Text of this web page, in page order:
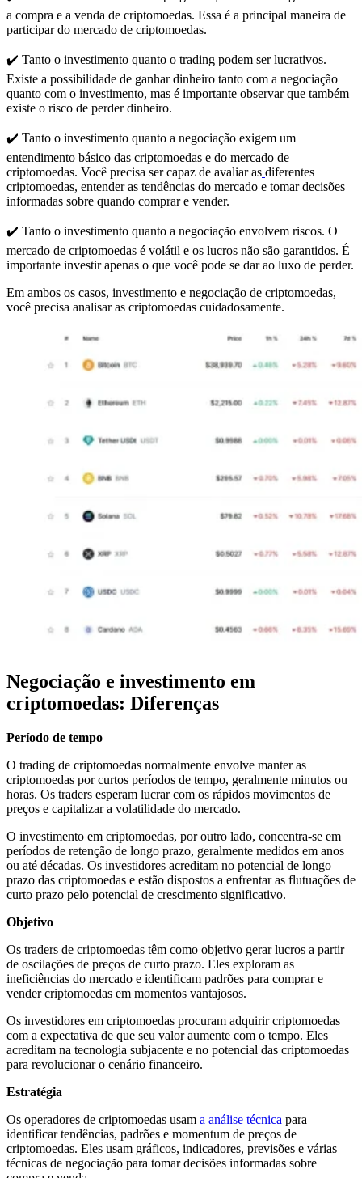
a compra e a venda de criptomoedas. Essa é a principal maneira de
participar do mercado de criptomoedas.
✔️ Tanto o investimento quanto o trading podem ser lucrativos.
Existe a possibilidade de ganhar dinheiro tanto com a negociação
quanto com o investimento, mas é importante observar que também
existe o risco de perder dinheiro.
✔️ Tanto o investimento quanto a negociação exigem um
entendimento básico das criptomoedas e do mercado de
criptomoedas. Você precisa ser capaz de avaliar as diferentes
criptomoedas, entender as tendências do mercado e tomar decisões
informadas sobre quando comprar e vender.
✔️ Tanto o investimento quanto a negociação envolvem riscos. O
mercado de criptomoedas é volátil e os lucros não são garantidos. É
importante investir apenas o que você pode se dar ao luxo de perder.
Em ambos os casos, investimento e negociação de criptomoedas,
você precisa analisar as criptomoedas cuidadosamente.
Negociação e investimento em
criptomoedas: Diferenças
Período de tempo
O trading de criptomoedas normalmente envolve manter as
criptomoedas por curtos períodos de tempo, geralmente minutos ou
horas. Os traders esperam lucrar com os rápidos movimentos de
preços e capitalizar a volatilidade do mercado.
O investimento em criptomoedas, por outro lado, concentra-se em
períodos de retenção de longo prazo, geralmente medidos em anos
ou até décadas. Os investidores acreditam no potencial de longo
prazo das criptomoedas e estão dispostos a enfrentar as flutuações de
curto prazo pelo potencial de crescimento significativo.
Objetivo
Os traders de criptomoedas têm como objetivo gerar lucros a partir
de oscilações de preços de curto prazo. Eles exploram as
ineficiências do mercado e identificam padrões para comprar e
vender criptomoedas em momentos vantajosos.
Os investidores em criptomoedas procuram adquirir criptomoedas
com a expectativa de que seu valor aumente com o tempo. Eles
acreditam na tecnologia subjacente e no potencial das criptomoedas
para revolucionar o cenário financeiro.
Estratégia
Os operadores de criptomoedas usam a análise técnica para
identificar tendências, padrões e momentum de preços de
criptomoedas. Eles usam gráficos, indicadores, previsões e várias
técnicas de negociação para tomar decisões informadas sobre